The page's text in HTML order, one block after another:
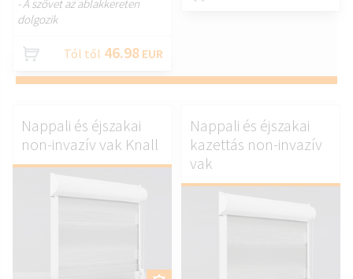
- A szövet az ablakkereten
dolgozik
Tól től 46.98 EUR
Nappali és éjszakai
non-invazív vak Knall
Nappali és éjszakai
kazettás non-invazív
vak